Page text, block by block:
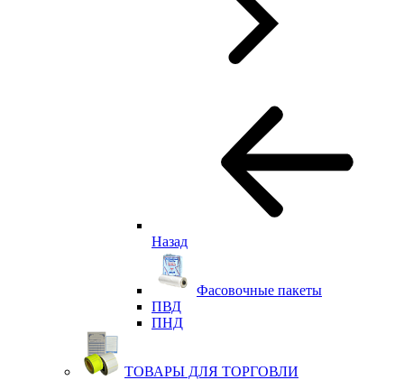
Назад
Фасовочные пакеты
ПВД
ПНД
ТОВАРЫ ДЛЯ ТОРГОВЛИ